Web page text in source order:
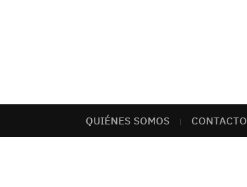
QUIÉNES SOMOS CONTACTO